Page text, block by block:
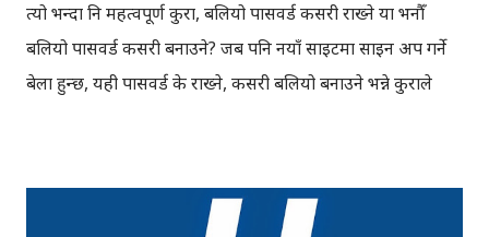
त्यो भन्दा नि महत्वपूर्ण कुरा, बलियो पासवर्ड कसरी राख्ने या भनौँ
बलियो पासवर्ड कसरी बनाउने? जब पनि नयाँ साइटमा साइन अप गर्ने
बेला हुन्छ, यही पासवर्ड के राख्ने, कसरी बलियो बनाउने भन्ने कुराले
पासवर्डको सन्दर्भमा, एचबिओ'को गतहप्ताको 'लास्ट विक टुनाइट'
कार्यक्रममा एडवार्ड स्नोडनले, बलियो पासवर्ड बनाउने तरिका बताएका